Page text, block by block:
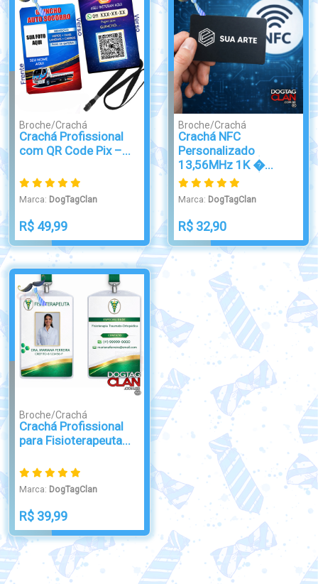
Broche/Crachá
Crachá Profissional
com QR Code Pix –...
Marca: DogTagClan
R$ 49,99
Broche/Crachá
Crachá NFC
Personalizado
13,56MHz 1K �...
Marca: DogTagClan
R$ 32,90
Broche/Crachá
Crachá Profissional
para Fisioterapeuta...
Marca: DogTagClan
R$ 39,99